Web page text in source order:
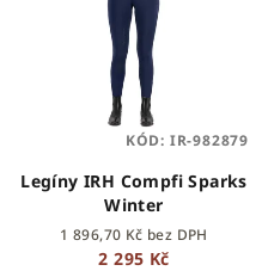
Legíny IRH Compfi Sparks
Winter
1 896,70 Kč bez DPH
2 295 Kč
KÓD: IR-982879